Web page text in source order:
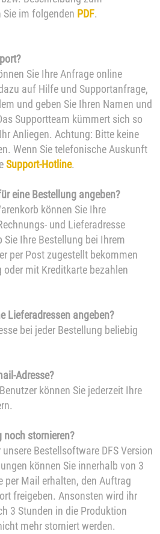
im folgenden PDF.
Sie Ihre Anfrage online
auf Hilfe und Supportanfrage,
und geben Sie Ihren Namen und
Supportteam kümmert sich so
Anliegen. Achtung: Bitte keine
Wenn Sie telefonische Auskunft
Support-Hotline.
eine Bestellung angeben?
können Sie Ihre
und Lieferadresse
Ihre Bestellung bei Ihrem
per Post zugestellt bekommen
oder mit Kreditkarte bezahlen
Lieferadressen angeben?
bei jeder Bestellung beliebig
Adresse?
können Sie jederzeit Ihre
noch stornieren?
Bestellsoftware DFS Version
können Sie innerhalb von 3
per Mail erhalten, den Auftrag
freigeben. Ansonsten wird ihr
3 Stunden in die Produktion
mehr storniert werden.